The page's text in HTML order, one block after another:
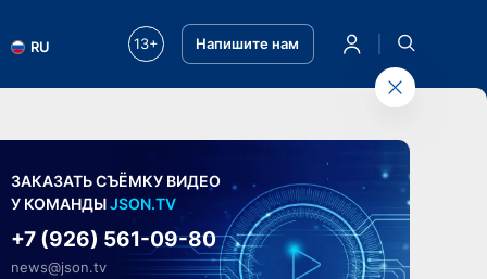
RU 13+ Напишите нам
ЗАКАЗАТЬ СЪЁМКУ ВИДЕО
У КОМАНДЫJSON.TV
+7 (926) 561-09-80
news@json.tv